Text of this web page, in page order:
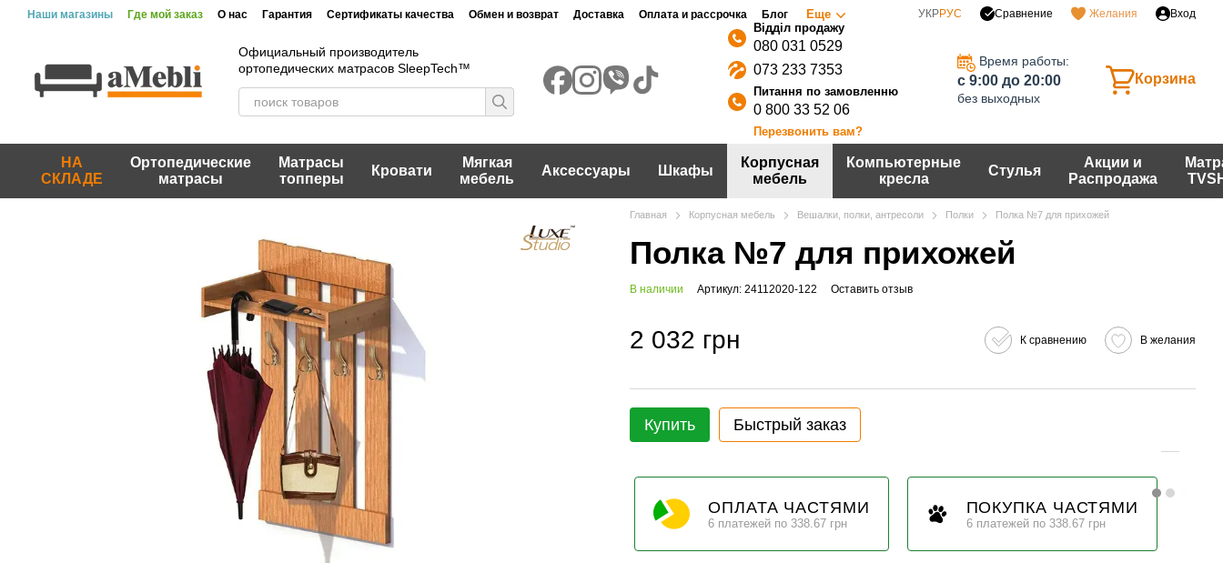
Перейти к основному контенту
Наши магазины Где мой заказ О нас Гарантия Сертификаты качества Обмен и возврат Доставка Оплата и рассрочка Блог Еще УКРРУС Сравнение Желания Вход
Официальный производитель
ортопедических матрасов SleepTech™
080 031 0529
073 233 7353
0 800 33 52 06
Перезвонить вам?
Время работы:
c 9:00 до 20:00
без выходных
Корзина
НА
СКЛАДЕ
Ортопедические
матрасы
Матрасы
топперы
Кровати
Мягкая
мебель
Аксессуары Шкафы
Корпусная
мебель
Компьютерные
кресла
Стулья
Акции и
Распродажа
Главная Корпусная мебель Вешалки, полки, антресоли Полки Полка №7 для прихожей
Полка №7 для прихожей
В наличии Артикул: 24112020-122 Оставить отзыв
2 032 грн К сравнению В желания
Купить Быстрый заказ
ОПЛАТА ЧАСТЯМИ
6 платежей по 338.67 грн
ПОКУПКА ЧАСТЯМИ
6 платежей по 338.67 грн